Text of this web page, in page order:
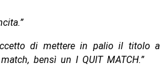
di mettere in palio il titolo a
bensì un I QUIT MATCH.”